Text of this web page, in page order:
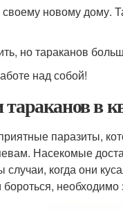
новому дому.
но тараканов
над собой!
в
паразиты,
Насекомые
когда они
необходимо